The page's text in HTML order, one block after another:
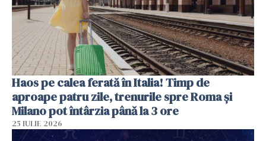
Haos pe calea ferată în Italia! Timp de
aproape patru zile, trenurile spre Roma și
Milano pot întârzia până la 3 ore
25 IULIE 2026